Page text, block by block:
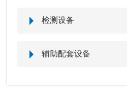
检测设备
辅助配套设备